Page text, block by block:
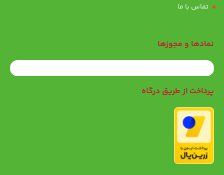
تماس با ما
نمادها و مجوزها
پرداخت از طریق درگاه